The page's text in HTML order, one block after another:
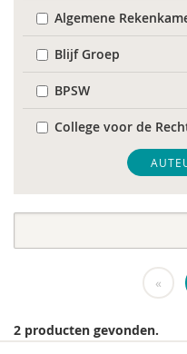
Algemene
Blijf Groep
BPSW
College voor de
De Raad voor
diverse
Fier
«
2 producten gevonden.